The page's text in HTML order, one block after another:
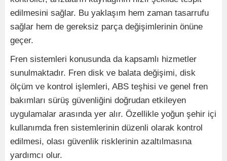
edilmesini sağlar. Bu yaklaşım hem zaman tasarrufu
sağlar hem de gereksiz parça değişimlerinin önüne
geçer.
Fren sistemleri konusunda da kapsamlı hizmetler
sunulmaktadır. Fren disk ve balata değişimi, disk
ölçüm ve kontrol işlemleri, ABS teşhisi ve genel fren
bakımları sürüş güvenliğini doğrudan etkileyen
uygulamalar arasında yer alır. Özellikle yoğun şehir içi
kullanımda fren sistemlerinin düzenli olarak kontrol
edilmesi, olası güvenlik risklerinin azaltılmasına
yardımcı olur.